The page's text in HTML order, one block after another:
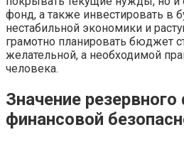
фонд, а также инвестировать в
нестабильной экономики и
грамотно планировать бюджет
желательной, а необходимой
человека.
Значение
финансовой